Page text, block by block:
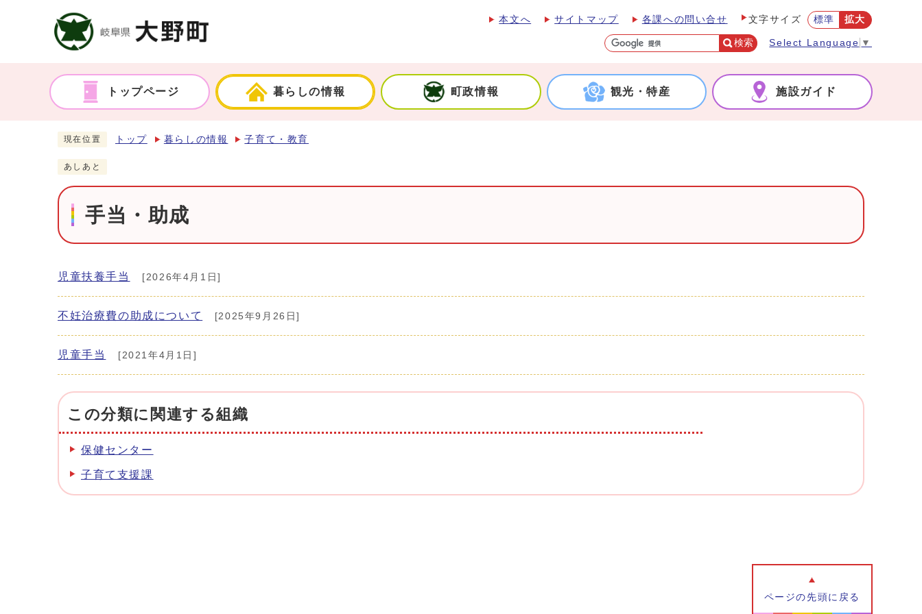
本文へ サイトマップ 各課への問い合せ 文字サイズ 標準 拡大
検索 Select Language ▼
トップページ 暮らしの情報 町政情報 観光・特産 施設ガイド
現在位置 トップ 暮らしの情報 子育て・教育
あしあと
手当・助成
児童扶養手当 [2026年4月1日]
不妊治療費の助成について [2025年9月26日]
児童手当 [2021年4月1日]
この分類に関連する組織
保健センター
子育て支援課
ページの先頭に戻る